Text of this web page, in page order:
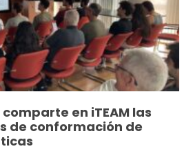
en iTEAM las
de conformación de